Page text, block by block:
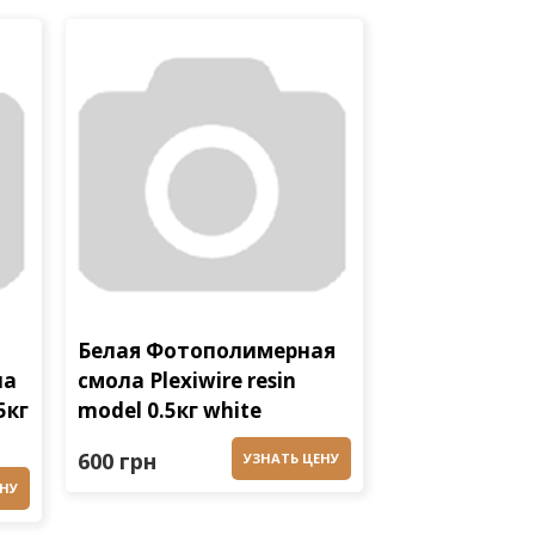
Белая Фотополимерная
смола Plexiwire resin
model 0.5кг white
600 грн УЗНАТЬ ЦЕНУ